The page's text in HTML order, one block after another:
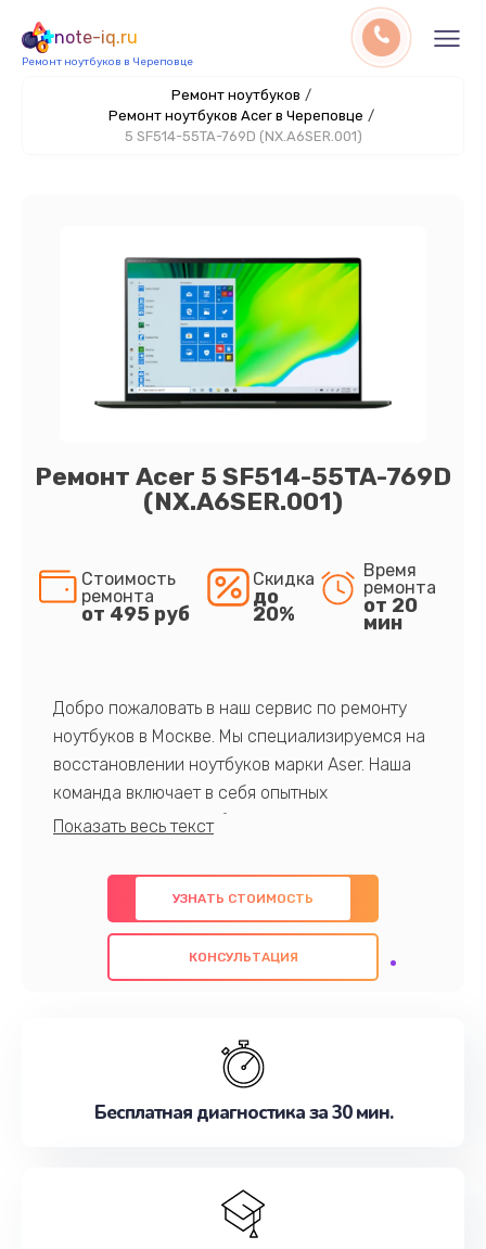
note-iq.ru
Ремонт ноутбуков в Череповце
Ремонт ноутбуков /
Ремонт ноутбуков Acer в Череповце /
5 SF514-55TA-769D (NX.A6SER.001)
Ремонт Acer 5 SF514-55TA-769D
(NX.A6SER.001)
Стоимость
ремонта
от 495 руб
Скидка
до
20%
Время
ремонта
от 20
мин
Добро пожаловать в наш сервис по ремонту
ноутбуков в Москве. Мы специализируемся на
восстановлении ноутбуков марки Aser. Наша
команда включает в себя опытных
профессионалов с обширными знаниями и
предлагаем быстрый и качественный ремонт с
использованием оригинальных компонентов, а
также гарантируем качество всех
проведенных работ. Наша цель - предоставить
наилучшим образом. Не медлите записаться на
УЗНАТЬ СТОИМОСТЬ
КОНСУЛЬТАЦИЯ
Бесплатная диагностика за 30 мин.